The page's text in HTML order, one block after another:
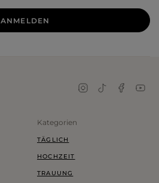
ANMELDEN
Kategorien
TÄGLICH
HOCHZEIT
TRAUUNG